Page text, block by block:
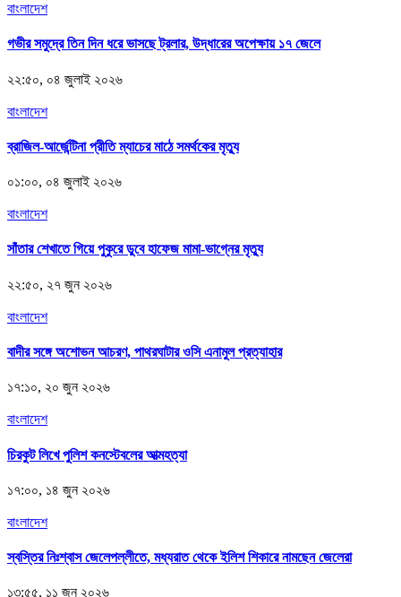
বাংলাদেশ
গভীর সমুদ্রে তিন দিন ধরে ভাসছে ট্রলার, উদ্ধারের অপেক্ষায় ১৭ জেলে
২২:৫০, ০৪ জুলাই ২০২৬
বাংলাদেশ
ব্রাজিল-আর্জেন্টিনা প্রীতি ম্যাচের মাঠে সমর্থকের মৃত্যু
০১:০০, ০৪ জুলাই ২০২৬
বাংলাদেশ
সাঁতার শেখাতে গিয়ে পুকুরে ডুবে হাফেজ মামা-ভাগ্নের মৃত্যু
২২:৫০, ২৭ জুন ২০২৬
বাংলাদেশ
বাদীর সঙ্গে অশোভন আচরণ, পাথরঘাটার ওসি এনামুল প্রত্যাহার
১৭:১০, ২০ জুন ২০২৬
বাংলাদেশ
চিরকুট লিখে পুলিশ কনস্টেবলের আত্মহত্যা
১৭:০০, ১৪ জুন ২০২৬
বাংলাদেশ
স্বস্তির নিঃশ্বাস জেলেপল্লীতে, মধ্যরাত থেকে ইলিশ শিকারে নামছেন জেলেরা
১৩:৫৫, ১১ জুন ২০২৬